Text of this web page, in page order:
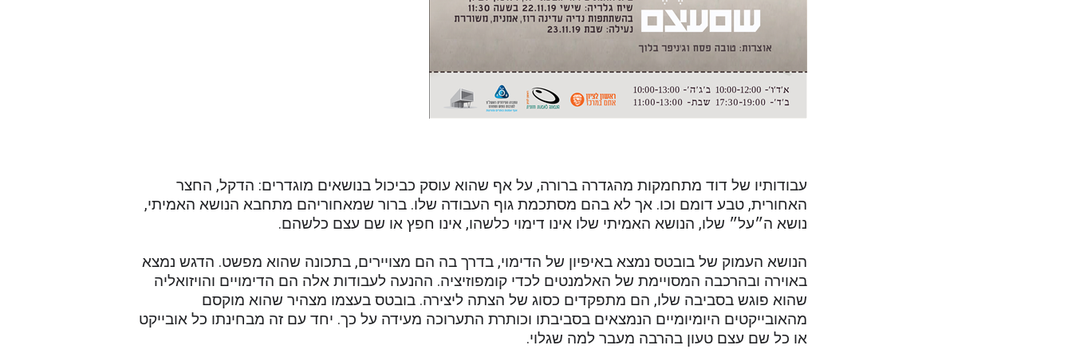
עבודותיו של דוד מתחמקות מהגדרה ברורה, על אף שהוא עוסק כביכול בנושאים מוגדרים: הדקל, החצר
האחורית, טבע דומם וכו. אך לא בהם מסתכמת גוף העבודה שלו. ברור שמאחוריהם מתחבא הנושא האמיתי,
נושא ה״על״ שלו, הנושא האמיתי שלו אינו דימוי כלשהו, אינו חפץ או שם עצם כלשהם.
הנושא העמוק של בובטס נמצא באיפיון של הדימוי, בדרך בה הם מצויירים, בתכונה שהוא מפשט. הדגש נמצא
באוירה ובהרכבה המסויימת של האלמנטים לכדי קומפוזיציה. ההנעה לעבודות אלה הם הדימויים והויזואליה
שהוא פוגש בסביבה שלו, הם מתפקדים כסוג של הצתה ליצירה. בובטס בעצמו מצהיר שהוא מוקסם
מהאובייקטים היומיומיים הנמצאים בסביבתו וכותרת התערוכה מעידה על כך. יחד עם זה מבחינתו כל אובייקט
או כל שם עצם טעון בהרבה מעבר למה שגלוי.